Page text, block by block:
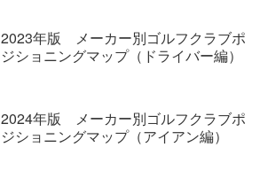
2023年版 メーカー別ゴルフクラブポ
ジショニングマップ（ドライバー編）
2024年版 メーカー別ゴルフクラブポ
ジショニングマップ（アイアン編）